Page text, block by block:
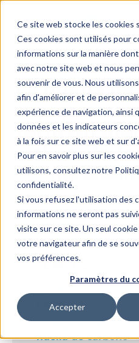
Ce site web stocke les cookies
Ces cookies sont utilisés pour
informations sur la manière
avec notre site web et nous
souvenir de vous. Nous
afin d'améliorer et de
expérience de navigation, ainsi
données et les indicateurs
à la fois sur ce site web et sur
Pour en savoir plus sur les
utilisons, consultez notre
confidentialité.
Si vous refusez l'utilisation des
informations ne seront pas
visite sur ce site. Un seul
votre navigateur afin de se
vos préférences.
Paramètres du
Accepter
El blog La huella
La huella
papel
formato
el
Última actualización el: 5
min. de
sumario
¿Cuál es el
papel?
Lo digital, una
huella de carbono